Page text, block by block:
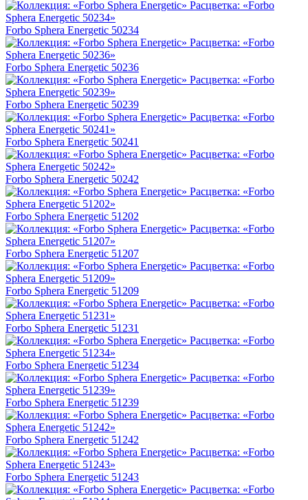
Forbo Sphera Energetic 50234
Forbo Sphera Energetic 50236
Forbo Sphera Energetic 50239
Forbo Sphera Energetic 50241
Forbo Sphera Energetic 50242
Forbo Sphera Energetic 51202
Forbo Sphera Energetic 51207
Forbo Sphera Energetic 51209
Forbo Sphera Energetic 51231
Forbo Sphera Energetic 51234
Forbo Sphera Energetic 51239
Forbo Sphera Energetic 51242
Forbo Sphera Energetic 51243